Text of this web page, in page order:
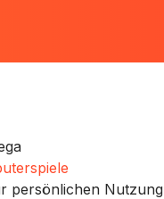
persönlichen Nutzung